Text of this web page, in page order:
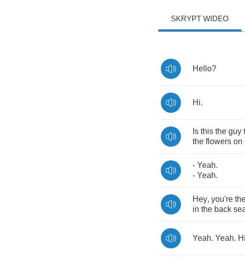
SKRYPT WIDEO
Hello?
Hi.
Is this the guy
the flowers on
- Yeah.
- Yeah.
Hey, you're
in the back
Yeah. Yeah. Hi